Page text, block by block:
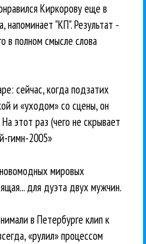
Киркорову еще в
напоминает "КП". Результат -
в полном смысле слова
сейчас, когда подзатих
и «уходом» со сцены, он
этот раз (чего не скрывает
гимн-2005»
мировых
для дуэта двух мужчин.
в Петербурге клип к
«рулил» процессом